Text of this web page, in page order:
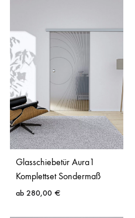
Glasschiebetür Aura1
Komplettset Sondermaß
ab 280,00 €